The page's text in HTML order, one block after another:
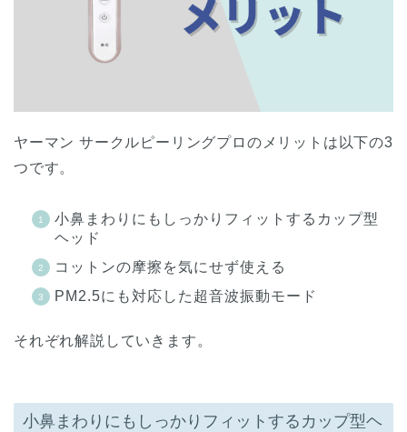
ヤーマン サークルピーリングプロのメリットは以下の3
つです。
小鼻まわりにもしっかりフィットするカップ型
ヘッド
コットンの摩擦を気にせず使える
PM2.5にも対応した超音波振動モード
それぞれ解説していきます。
小鼻まわりにもしっかりフィットするカップ型ヘ